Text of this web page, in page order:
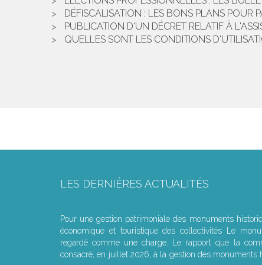
DÉFISCALISATION : LES BONS PLANS POUR
PUBLICATION D'UN DÉCRET RELATIF À
QUELLES SONT LES CONDITIONS
LES DERNIÈRES ACTUALITÉS
Pour une gestion patrimoniale des monuments
économique et touristique des collectivités Le
regardé comme une charge. Le rapport que la
consacré, en juillet 2026, à la gestion des monuments